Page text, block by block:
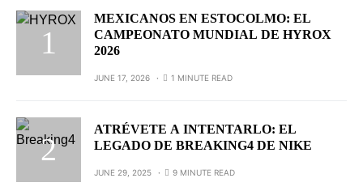
MEXICANOS EN ESTOCOLMO: EL
CAMPEONATO MUNDIAL DE HYROX
2026
JUNE 17, 2026 1 MINUTE READ
ATRÉVETE A INTENTARLO: EL
LEGADO DE BREAKING4 DE NIKE
JUNE 29, 2025 9 MINUTE READ